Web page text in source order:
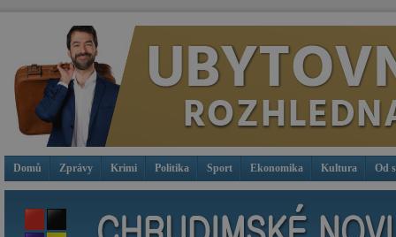
Domů Zprávy Krimi Politika Sport Ekonomika Kultura Od